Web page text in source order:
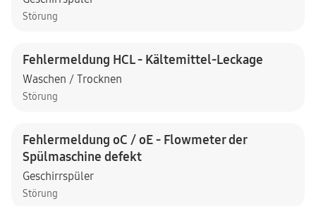
Störung
Fehlermeldung HCL - Kältemittel-Leckage
Waschen / Trocknen
Störung
Fehlermeldung oC / oE - Flowmeter der
Spülmaschine defekt
Geschirrspüler
Störung